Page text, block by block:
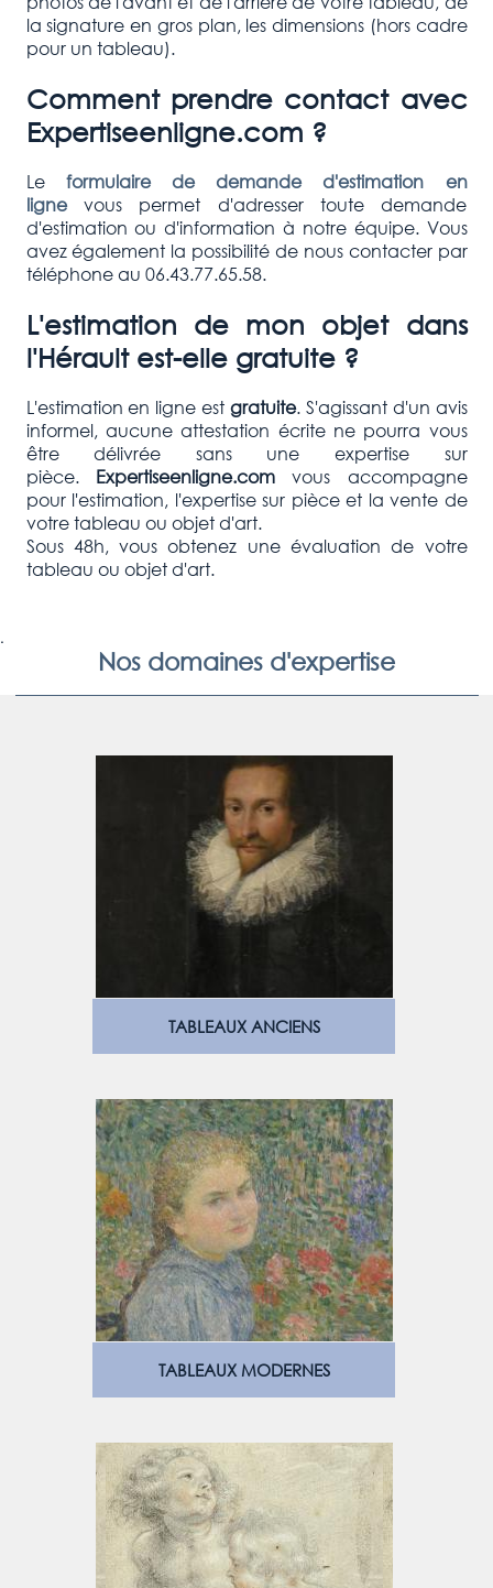
la signature en gros plan, les dimensions (hors cadre
pour un tableau).
Comment prendre contact avec
Expertiseenligne.com ?
Le formulaire de demande d'estimation en
lignevous permet d'adresser toute demande
d'estimation ou d'information à notre équipe. Vous
avez également la possibilité de nous contacter par
téléphone au 06.43.77.65.58.
L'estimation de mon objet dans
l'Hérault est-elle gratuite ?
L'estimation en ligne est gratuite. S'agissant d'un avis
informel, aucune attestation écrite ne pourra vous
être délivrée sans une expertise sur
pièce. Expertiseenligne.comvous accompagne
pour l'estimation, l'expertise sur pièce et la vente de
votre tableau ou objet d'art.
Sous 48h, vous obtenez une évaluation de votre
tableau ou objet d'art.
.
Nos domaines d'expertise
TABLEAUX ANCIENS
TABLEAUX MODERNES